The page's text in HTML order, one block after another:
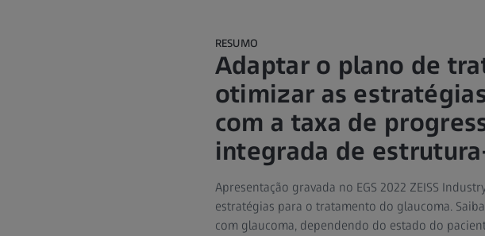
RESUMO
Adaptar o plano de
otimizar as
com a taxa de
integrada de
Apresentação gravada no EGS 2022 ZEISS
estratégias para o tratamento do glaucoma.
com glaucoma, dependendo do estado do